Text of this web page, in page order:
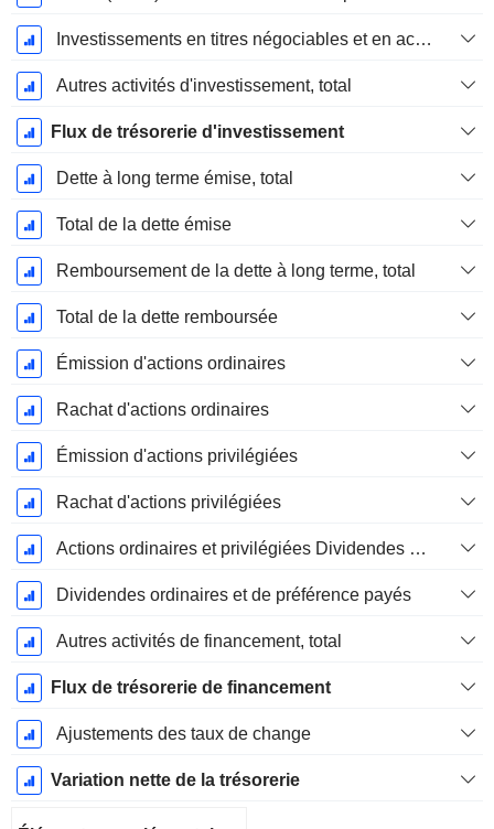
Investissements en titres négociables et en actions, total
Autres activités d'investissement, total
Flux de trésorerie d'investissement
Dette à long terme émise, total
Total de la dette émise
Remboursement de la dette à long terme, total
Total de la dette remboursée
Émission d'actions ordinaires
Rachat d'actions ordinaires
Émission d'actions privilégiées
Rachat d'actions privilégiées
Actions ordinaires et privilégiées Dividendes versésDividendes ordinaires et de préférence payés
Dividendes ordinaires et de préférence payés
Autres activités de financement, total
Flux de trésorerie de financement
Ajustements des taux de change
Variation nette de la trésorerie